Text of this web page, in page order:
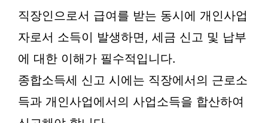
직장인으로서 급여를 받는 동시에 개인사업
자로서 소득이 발생하면, 세금 신고 및 납부
에 대한 이해가 필수적입니다.
종합소득세 신고 시에는 직장에서의 근로소
득과 개인사업에서의 사업소득을 합산하여